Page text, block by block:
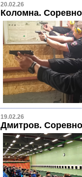
20.02.26
Коломна.
19.02.26
Дмитров.